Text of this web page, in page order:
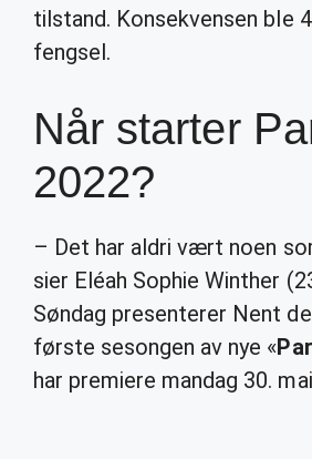
tilstand. Konsekvensen ble
fengsel.
Når starter
2022?
– Det har aldri vært noen
sier Eléah Sophie Winther
Søndag presenterer Nent
første sesongen av nye «
har premiere mandag 30.